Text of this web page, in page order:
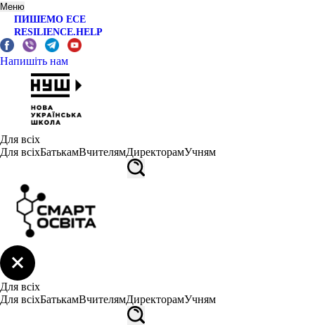
Меню
ПИШЕМО ЕСЕ
RESILIENCE.HELP
Напишіть нам
Для всіх
Для всіхБатькамВчителямДиректорамУчням
Для всіх
Для всіхБатькамВчителямДиректорамУчням